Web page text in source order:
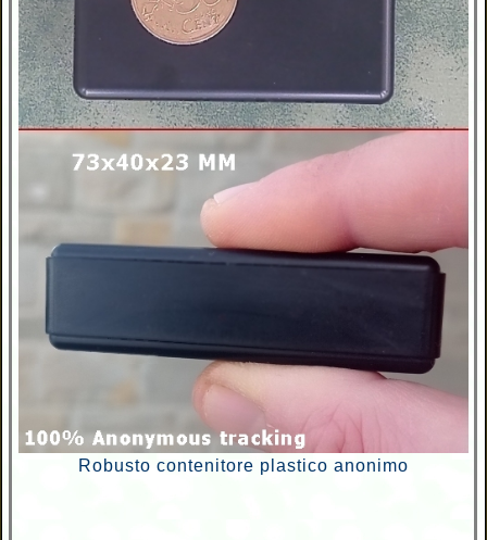
Robusto contenitore plastico anonimo